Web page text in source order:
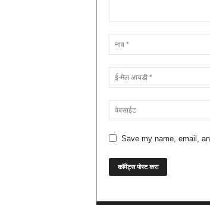
Save my name, email,